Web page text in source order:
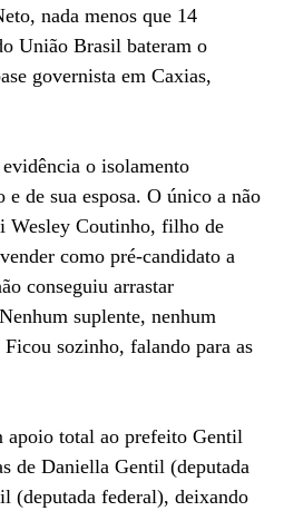
nada menos que 14
União Brasil bateram o
governista em Caxias,
o isolamento
de sua esposa. O único a não
Wesley Coutinho, filho de
como pré-candidato a
conseguiu arrastar
suplente, nenhum
sozinho, falando para as
apoio total ao prefeito Gentil
de Daniella Gentil (deputada
(deputada federal), deixando